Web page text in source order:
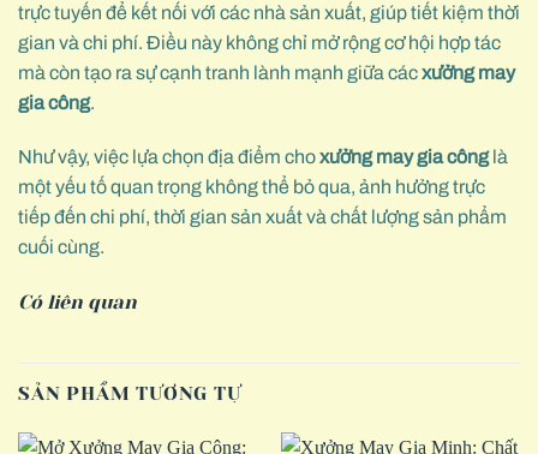
trực tuyến để kết nối với các nhà sản xuất, giúp tiết kiệm thời
gian và chi phí. Điều này không chỉ mở rộng cơ hội hợp tác
mà còn tạo ra sự cạnh tranh lành mạnh giữa cácxưởng may
gia công.
Như vậy, việc lựa chọn địa điểm choxưởng may gia cônglà
một yếu tố quan trọng không thể bỏ qua, ảnh hưởng trực
tiếp đến chi phí, thời gian sản xuất và chất lượng sản phẩm
cuối cùng.
Có liên quan
SẢN PHẨM TƯƠNG TỰ